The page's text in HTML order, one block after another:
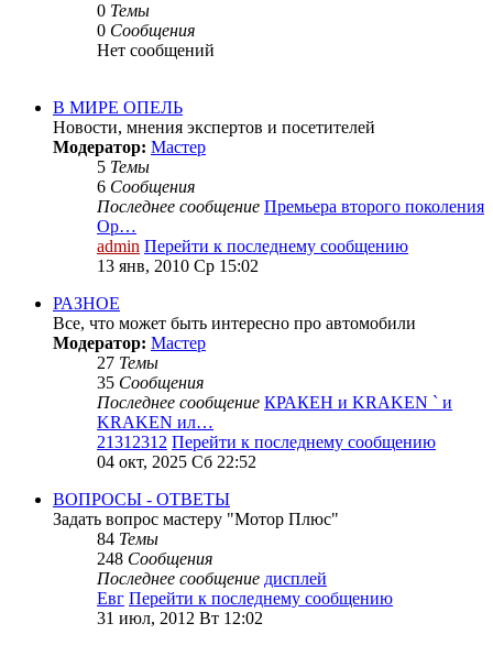
0 Темы
0 Сообщения
Нет сообщений
В МИРЕ ОПЕЛЬ
Новости, мнения экспертов и посетителей
Модератор: Мастер
5 Темы
6 Сообщения
Последнее сообщение Премьера второго поколения
Op…
admin Перейти к последнему сообщению
13 янв, 2010 Ср 15:02
РАЗНОЕ
Все, что может быть интересно про автомобили
Модератор: Мастер
27 Темы
35 Сообщения
Последнее сообщение КРАКЕН и KRAKEN ` и
KRAKEN ил…
21312312 Перейти к последнему сообщению
04 окт, 2025 Сб 22:52
ВОПРОСЫ - ОТВЕТЫ
Задать вопрос мастеру "Мотор Плюс"
84 Темы
248 Сообщения
Последнее сообщение дисплей
Евг Перейти к последнему сообщению
31 июл, 2012 Вт 12:02